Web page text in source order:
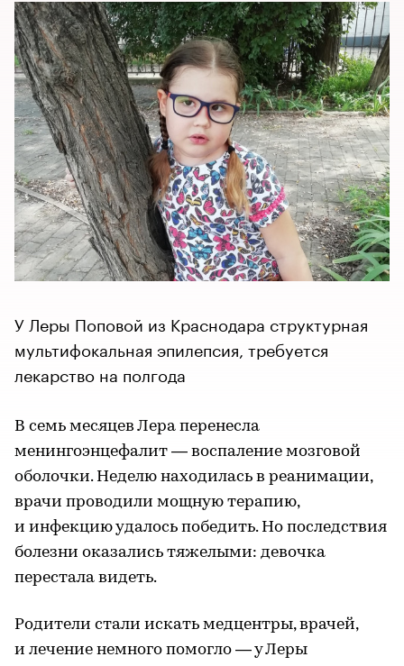
У Леры Поповой из Краснодара структурная
мультифокальная эпилепсия, требуется
лекарство на полгода
В семь месяцев Лера перенесла
менингоэнцефалит — воспаление мозговой
оболочки. Неделю находилась в реанимации,
врачи проводили мощную терапию,
и инфекцию удалось победить. Но последствия
болезни оказались тяжелыми: девочка
перестала видеть.
Родители стали искать медцентры, врачей,
и лечение немного помогло — у Леры